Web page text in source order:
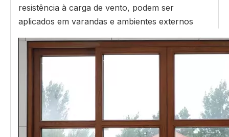
resistência à carga de vento, podem ser
aplicados em varandas e ambientes externos